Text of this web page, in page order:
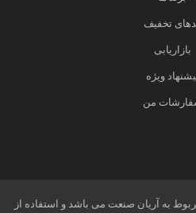
تخفیف
بازاریابی
ویژه
من
به آریان صنعت می باشد و استفاده از